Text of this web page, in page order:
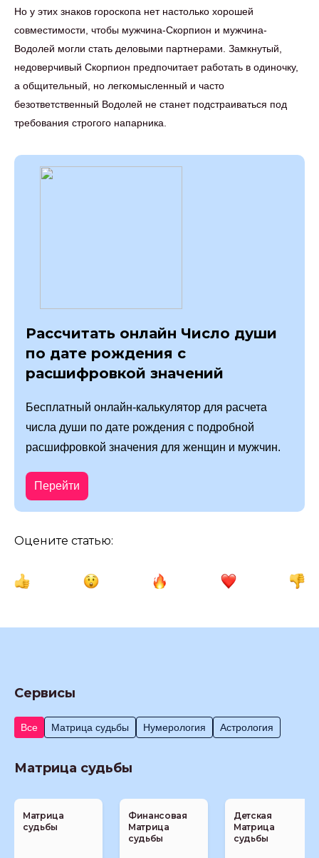
Но у этих знаков гороскопа нет настолько хорошей
совместимости, чтобы мужчина-Скорпион и мужчина-
Водолей могли стать деловыми партнерами. Замкнутый,
недоверчивый Скорпион предпочитает работать в одиночку,
а общительный, но легкомысленный и часто
безответственный Водолей не станет подстраиваться под
требования строгого напарника.
Рассчитать онлайн Число души
по дате рождения с
расшифровкой значений
Бесплатный онлайн-калькулятор для расчета
числа души по дате рождения с подробной
расшифровкой значения для женщин и мужчин.
Перейти
Оцените статью:
Сервисы
Все Матрица судьбы Нумерология Астрология
Матрица судьбы
Матрица
судьбы
Финансовая
Матрица
судьбы
Детская
Матрица
судьбы